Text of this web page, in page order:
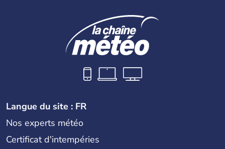
Langue du site : FR
Nos experts météo
Certificat d'intempéries